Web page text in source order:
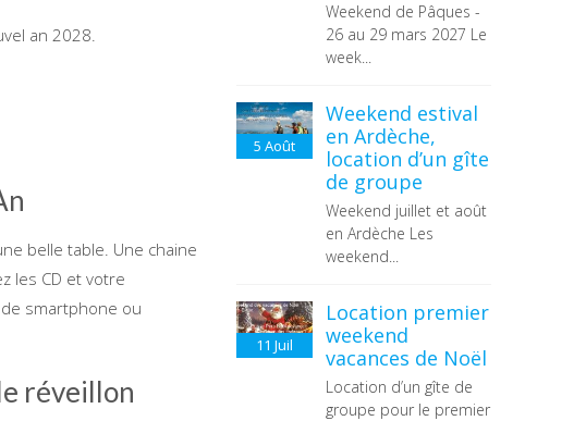
an 2028.
belle table. Une chaine
les CD et votre
smartphone ou
réveillon
Weekend de Pâques -
26 au 29 mars 2027 Le
week...
5 Août
Weekend estival
en Ardèche,
location d’un gîte
de groupe
Weekend juillet et août
en Ardèche Les
weekend...
11 Juil
Location premier
weekend
vacances de Noël
Location d’un gîte de
groupe pour le premier